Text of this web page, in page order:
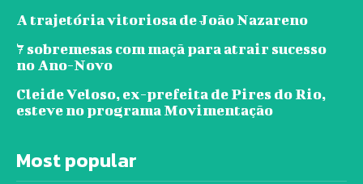
A trajetória vitoriosa de João Nazareno
7 sobremesas com maçã para atrair sucesso
no Ano-Novo
Cleide Veloso, ex-prefeita de Pires do Rio,
esteve no programa Movimentação
Most popular